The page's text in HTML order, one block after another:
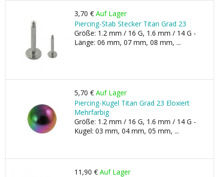
3,70 € Auf Lager
Piercing-Stab Stecker Titan Grad 23
Größe: 1.2 mm / 16 G, 1.6 mm / 14 G -
Länge: 06 mm, 07 mm, 08 mm, ...
5,70 € Auf Lager
Piercing-Kugel Titan Grad 23 Eloxiert
Mehrfarbig
Größe: 1.2 mm / 16 G, 1.6 mm / 14 G -
Kugel: 03 mm, 04 mm, 05 mm, ...
11,90 € Auf Lager